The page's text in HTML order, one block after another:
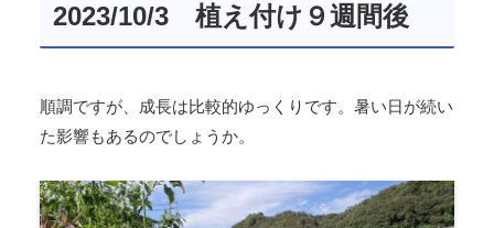
2023/10/3 植え付け９週間後
順調ですが、成長は比較的ゆっくりです。暑い日が続い
た影響もあるのでしょうか。